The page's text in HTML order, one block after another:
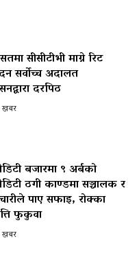
सीसीटीभी माग्ने रिट
सर्वोच्च अदालत
दरपिठ
बजारमा ९ अर्बको
ठगी काण्डमा सञ्चालक र
पाए सफाइ, रोक्का
फुकुवा